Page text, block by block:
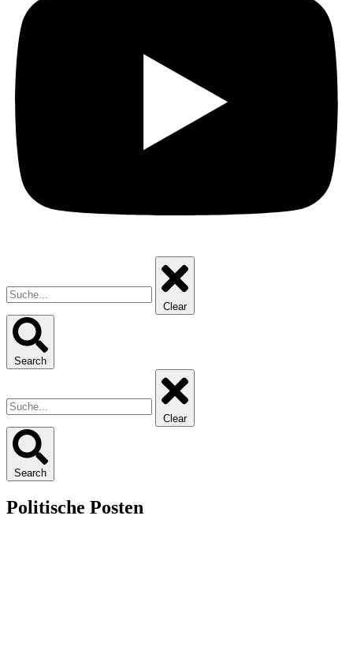
Clear
Search
Clear
Search
Politische Posten